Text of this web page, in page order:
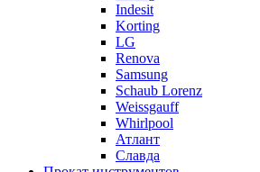
Indesit
Korting
LG
Renova
Samsung
Schaub Lorenz
Weissgauff
Whirlpool
Атлант
Славда